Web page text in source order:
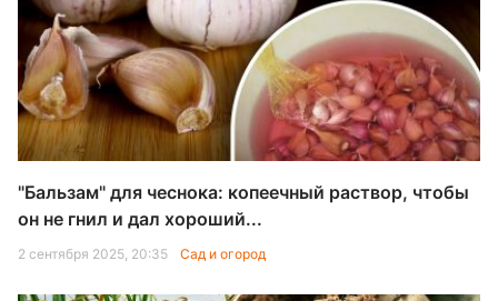
"Бальзам" для чеснока: копеечный раствор, чтобы
он не гнил и дал хороший...
2 сентября 2025, 20:35 Сад и огород